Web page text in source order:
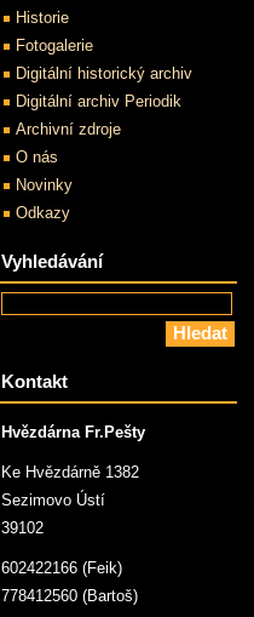
Historie
Fotogalerie
Digitální historický archiv
Digitální archiv Periodik
Archivní zdroje
O nás
Novinky
Odkazy
Vyhledávání
Kontakt
Hvězdárna Fr.Pešty
Ke Hvězdárně 1382
Sezimovo Ústí
39102
602422166 (Feik)
778412560 (Bartoš)